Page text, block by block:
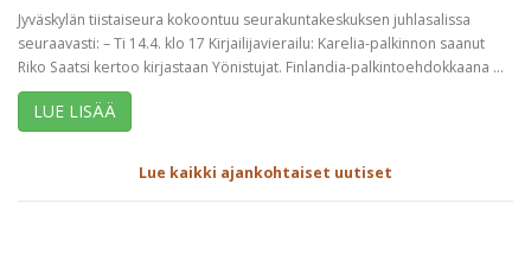
Jyväskylän tiistaiseura kokoontuu seurakuntakeskuksen juhlasalissa
seuraavasti: – Ti 14.4. klo 17 Kirjailijavierailu: Karelia-palkinnon saanut
Riko Saatsi kertoo kirjastaan Yönistujat. Finlandia-palkintoehdokkaana ...
LUE LISÄÄ
Lue kaikki ajankohtaiset uutiset